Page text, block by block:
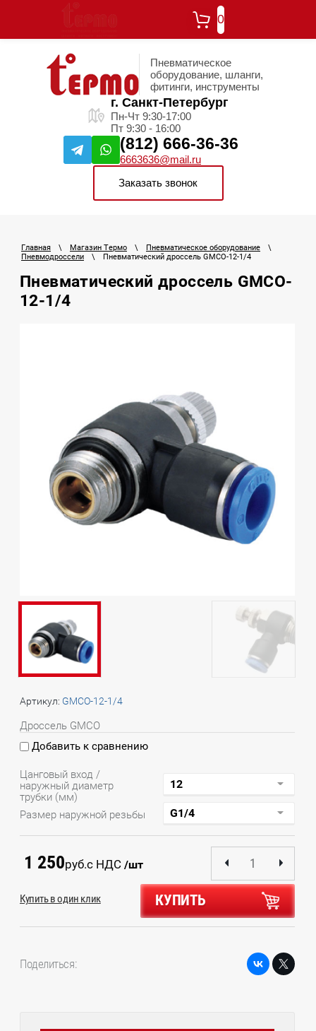
0
Пневматическое
оборудование, шланги,
фитинги, инструменты
г. Санкт-Петербург
Пн-Чт 9:30-17:00
Пт 9:30 - 16:00
(812) 666-36-36
6663636@mail.ru
Заказать звонок
Главная \ Магазин Термо \ Пневматическое оборудование
\
Пневмодроссели
\ Пневматический дроссель GMCO-12-1/4
Пневматический дроссель GMCO-
12-1/4
Артикул: GMCO-12-1/4
Дроссель GMCO
Добавить к сравнению
Цанговый вход /
наружный диаметр
трубки (мм)
Размер наружной резьбы
1 250руб.с НДС /шт
КУПИТЬ
Купить в один клик
Поделиться: